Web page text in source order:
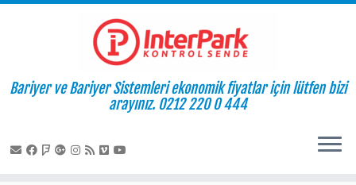
Bariyer ve Bariyer Sistemleri ekonomik fiyatlar için lütfen bizi
arayınız. 0212 220 0 444